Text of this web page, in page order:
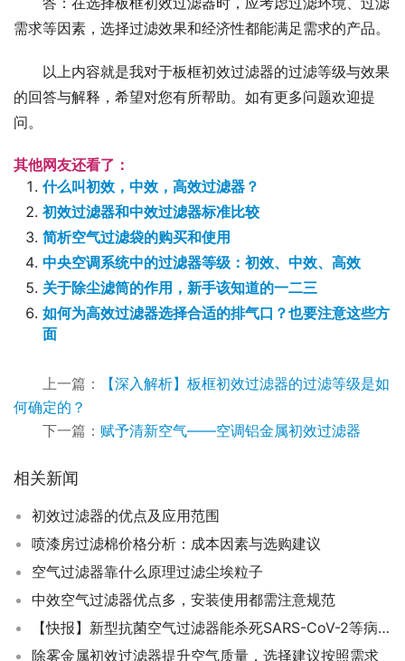
需求等因素，选择过滤效果和经济性都能满足需求的产品。
以上内容就是我对于板框初效过滤器的过滤等级与效果
的回答与解释，希望对您有所帮助。如有更多问题欢迎提
问。
其他网友还看了：
什么叫初效，中效，高效过滤器？
初效过滤器和中效过滤器标准比较
简析空气过滤袋的购买和使用
中央空调系统中的过滤器等级：初效、中效、高效
关于除尘滤筒的作用，新手该知道的一二三
如何为高效过滤器选择合适的排气口？也要注意这些方
面
上一篇：
【深入解析】板框初效过滤器的过滤等级是如
何确定的？
下一篇： 赋予清新空气——空调铝金属初效过滤器
相关新闻
初效过滤器的优点及应用范围
喷漆房过滤棉价格分析：成本因素与选购建议
空气过滤器靠什么原理过滤尘埃粒子
中效空气过滤器优点多，安装使用都需注意规范
【快报】新型抗菌空气过滤器能杀死SARS-CoV-2等病毒（在火车通风系统中已测试）
除雾金属初效过滤器提升空气质量，选择建议按照需求